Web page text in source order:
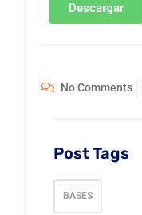
Descargar
No Comments
Post Tags
BASES